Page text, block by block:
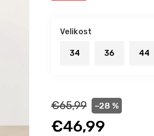
€65,99 –28 %
€46,99
Velikost
34 36 44